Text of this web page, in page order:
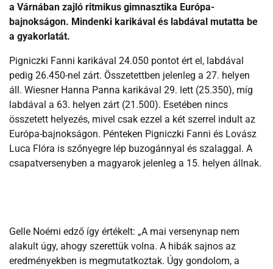
a Várnában zajló ritmikus gimnasztika Európa-
bajnokságon. Mindenki karikával és labdával mutatta be
a gyakorlatát.
Pigniczki Fanni karikával 24.050 pontot ért el, labdával
pedig 26.450-nel zárt. Összetettben jelenleg a 27. helyen
áll. Wiesner Hanna Panna karikával 29. lett (25.350), míg
labdával a 63. helyen zárt (21.500). Esetében nincs
összetett helyezés, mivel csak ezzel a két szerrel indult az
Európa-bajnokságon. Pénteken Pigniczki Fanni és Lovász
Luca Flóra is szőnyegre lép buzogánnyal és szalaggal. A
csapatversenyben a magyarok jelenleg a 15. helyen állnak.
Gelle Noémi edző így értékelt: „A mai versenynap nem
alakult úgy, ahogy szerettük volna. A hibák sajnos az
eredményekben is megmutatkoztak. Úgy gondolom, a